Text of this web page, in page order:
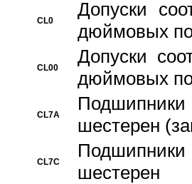
CL0
Допуски
дюймовых
CL00
Допуски
дюймовых
CL7A
Подшипники
шестерен
CL7C
Подшипники
шестерен